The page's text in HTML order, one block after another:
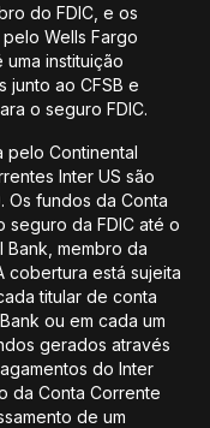
do FDIC, e os
Wells Fargo
uma instituição
junto ao CFSB e
o seguro FDIC.
pelo Continental
Inter US são
Os fundos da Conta
seguro da FDIC até o
Bank, membro da
cobertura está sujeita
titular de conta
ou em cada um
gerados através
do Inter
da Conta Corrente
de um